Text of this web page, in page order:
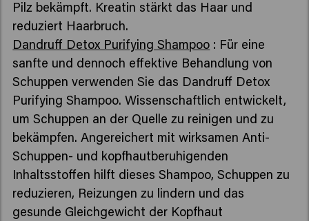
Pilz bekämpft. Kreatin stärkt das Haar und
reduziert Haarbruch.
Dandruff Detox Purifying Shampoo : Für eine
sanfte und dennoch effektive Behandlung von
Schuppen verwenden Sie das Dandruff Detox
Purifying Shampoo. Wissenschaftlich entwickelt,
um Schuppen an der Quelle zu reinigen und zu
bekämpfen. Angereichert mit wirksamen Anti-
Schuppen- und kopfhautberuhigenden
Inhaltsstoffen hilft dieses Shampoo, Schuppen zu
reduzieren, Reizungen zu lindern und das
gesunde Gleichgewicht der Kopfhaut